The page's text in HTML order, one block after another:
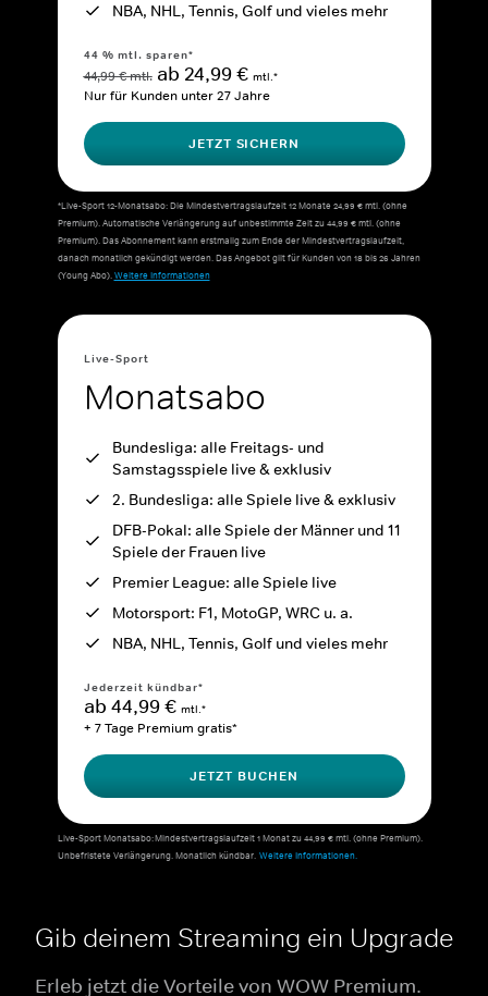
NBA, NHL, Tennis, Golf und vieles mehr
44 % mtl. sparen*
44,99 € mtl. ab 24,99 € mtl.*
Nur für Kunden unter 27 Jahre
JETZT SICHERN
*Live-Sport 12-Monatsabo: Die Mindestvertragslaufzeit 12 Monate 24,99 € mtl. (ohne
Premium). Automatische Verlängerung auf unbestimmte Zeit zu 44,99 € mtl. (ohne
Premium). Das Abonnement kann erstmalig zum Ende der Mindestvertragslaufzeit,
danach monatlich gekündigt werden. Das Angebot gilt für Kunden von 18 bis 26 Jahren
(Young Abo).Weitere Informationen
Live-Sport
Monatsabo
Bundesliga: alle Freitags- und
Samstagsspiele live & exklusiv
2. Bundesliga: alle Spiele live & exklusiv
DFB-Pokal: alle Spiele der Männer und 11
Spiele der Frauen live
Premier League: alle Spiele live
Motorsport: F1, MotoGP, WRC u. a.
NBA, NHL, Tennis, Golf und vieles mehr
Jederzeit kündbar*
ab 44,99 € mtl.*
+ 7 Tage Premium gratis*
JETZT BUCHEN
Live-Sport Monatsabo: Mindestvertragslaufzeit 1 Monat zu 44,99 € mtl. (ohne Premium).
Unbefristete Verlängerung. Monatlich kündbar. Weitere Informationen.
Gib deinem Streaming ein Upgrade
Erleb jetzt die Vorteile von WOW Premium.